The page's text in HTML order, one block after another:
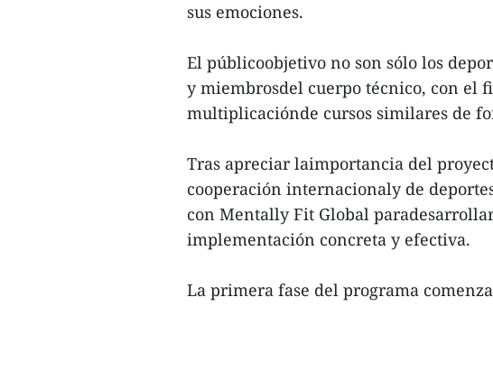
sus emociones.
El públicoobjetivo no son sólo los
y miembrosdel cuerpo técnico, con el
multiplicaciónde cursos similares de
Tras apreciar laimportancia del
cooperación internacionaly de
con Mentally Fit Global
implementación concreta y efectiva.
La primera fase del programa